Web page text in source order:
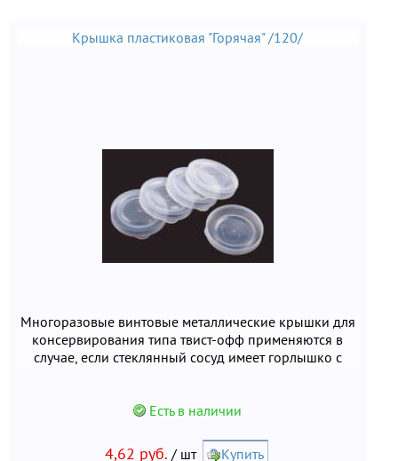
Крышка пластиковая "Горячая" /120/
Многоразовые винтовые металлические крышки для
консервирования типа твист-офф применяются в
случае, если стеклянный сосуд имеет горлышко с
сохранность консервируемого продукта. Винтовые
с закаточными машинками. К тому же винтовые
Есть в наличии
4,62 руб. / шт Купить